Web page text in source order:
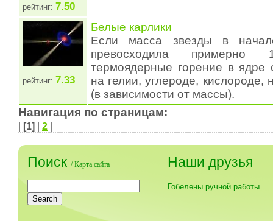
рейтинг: 7.50
рейтинг: 7.33
Белые карлики
Если масса звезды в
превосходила примерно
термоядерные горение в ядре
на гелии, углероде, кислороде,
(в зависимости от массы).
Навигация по страницам:
[1] 2
Поиск /Карта сайта Наши друзья
Гобелены ручной работы